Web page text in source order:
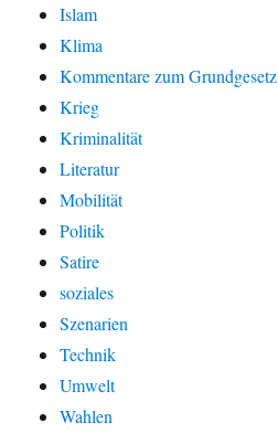
Islam
Klima
Kommentare zum Grundgesetz
Krieg
Kriminalität
Literatur
Mobilität
Politik
Satire
soziales
Szenarien
Technik
Umwelt
Wahlen